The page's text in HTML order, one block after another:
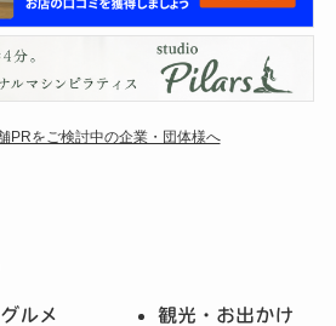
PRをご検討中の企業・団体様へ
グルメ 観光・お出かけ